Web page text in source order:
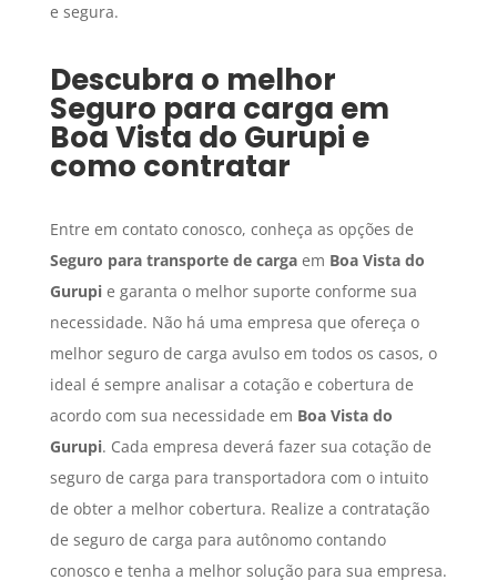
e segura.
Descubra o melhor
Seguro para carga em
Boa Vista do Gurupi e
como contratar
Entre em contato conosco, conheça as opções de
Seguro para transporte de cargaem Boa Vista do
Gurupie garanta o melhor suporte conforme sua
necessidade. Não há uma empresa que ofereça o
melhor seguro de carga avulso em todos os casos, o
ideal é sempre analisar a cotação e cobertura de
acordo com sua necessidade em Boa Vista do
Gurupi. Cada empresa deverá fazer sua cotação de
seguro de carga para transportadora com o intuito
de obter a melhor cobertura. Realize a contratação
de seguro de carga para autônomo contando
conosco e tenha a melhor solução para sua empresa.